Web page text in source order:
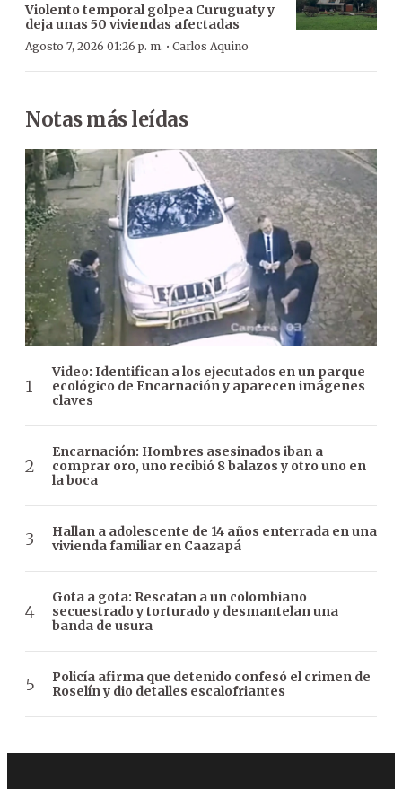
Violento temporal golpea Curuguaty y
deja unas 50 viviendas afectadas
Agosto 7, 2026 01:26 p. m. · Carlos Aquino
Notas más leídas
Video: Identifican a los ejecutados en un parque
ecológico de Encarnación y aparecen imágenes
claves
Encarnación: Hombres asesinados iban a
comprar oro, uno recibió 8 balazos y otro uno en
la boca
Hallan a adolescente de 14 años enterrada en una
vivienda familiar en Caazapá
Gota a gota: Rescatan a un colombiano
secuestrado y torturado y desmantelan una
banda de usura
Policía afirma que detenido confesó el crimen de
Roselín y dio detalles escalofriantes